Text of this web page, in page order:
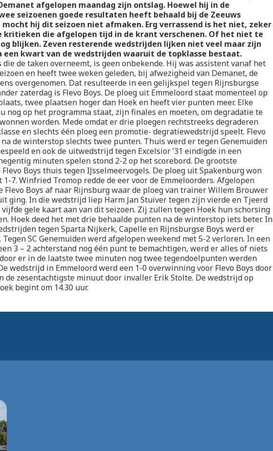
afgelopen maandag zijn ontslag. Hoewel hij in de
seizoenen goede resultaten heeft behaald bij de Zeeuws
mocht hij dit seizoen niet afmaken. Erg verrassend is het niet, zeker
kritieken die afgelopen tijd in de krant verschenen. Of het niet te
blijken. Zeven resterende wedstrijden lijken niet veel maar zijn
een kwart van de wedstrijden waaruit de topklasse bestaat.
die de taken overneemt, is geen onbekende. Hij was assistent vanaf het
en heeft twee weken geleden, bij afwezigheid van Demanet, de
overgenomen. Dat resulteerde in een gelijkspel tegen Rijnsburgse
zaterdag is Flevo Boys. De ploeg uit Emmeloord staat momenteel op
twee plaatsen hoger dan Hoek en heeft vier punten meer. Elke
nog op het programma staat, zijn finales en moeten, om degradatie te
worden. Mede omdat er drie ploegen rechtstreeks degraderen
en slechts één ploeg een promotie- degratiewedstrijd speelt. Flevo
na de winterstop slechts twee punten. Thuis werd er tegen Genemuiden
en ook de uitwedstrijd tegen Excelsior ’31 eindigde in een
minuten spelen stond 2-2 op het scorebord. De grootste
Boys thuis tegen IJsselmeervogels. De ploeg uit Spakenburg won
7. Winfried Tromop redde de eer voor de Emmeloorders. Afgelopen
Flevo Boys af naar Rijnsburg waar de ploeg van trainer Willem Brouwer
ging. In die wedstrijd liep Harm Jan Stuiver tegen zijn vierde en Tjeerd
gele kaart aan van dit seizoen. Zij zullen tegen Hoek hun schorsing
Hoek deed het met drie behaalde punten na de winterstop iets beter. In
tegen Sparta Nijkerk, Capelle en Rijnsburgse Boys werd er
SC Genemuiden werd afgelopen weekend met 5-2 verloren. In een
3 – 2 achterstand nog één punt te bemachtigen, werd er alles of niets
er in de laatste twee minuten nog twee tegendoelpunten werden
wedstrijd in Emmeloord werd een 1-0 overwinning voor Flevo Boys door
de zesentachtigste minuut door invaller Erik Stolte. De wedstrijd op
begint om 14.30 uur.